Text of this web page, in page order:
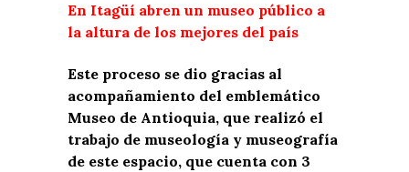
En Itagüí abren un museo público a
la altura de los mejores del país
Este proceso se dio gracias al
acompañamiento del emblemático
Museo de Antioquia, que realizó el
trabajo de museología y museografía
de este espacio, que cuenta con 3